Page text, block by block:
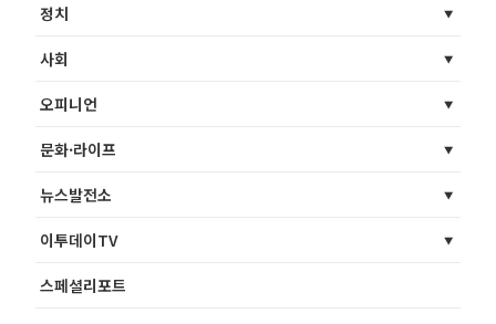
정치
사회
오피니언
문화·라이프
뉴스발전소
이투데이TV
스페셜리포트